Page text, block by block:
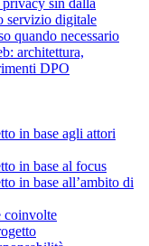
sin dalla
servizio digitale
quando necessario
architettura,
DPO
in base agli attori
in base al focus
in base all’ambito di
coinvolte